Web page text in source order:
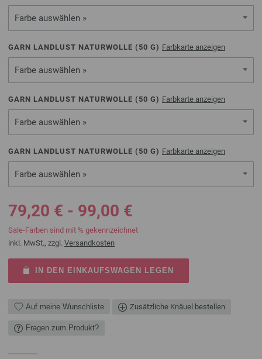
Farbe auswählen »
GARN LANDLUST NATURWOLLE ( 50 G) Farbkarte anzeigen
Farbe auswählen »
GARN LANDLUST NATURWOLLE ( 50 G) Farbkarte anzeigen
Farbe auswählen »
GARN LANDLUST NATURWOLLE ( 50 G) Farbkarte anzeigen
Farbe auswählen »
79,20 € - 99,00 €
Sale-Farben sind mit % gekennzeichnet
inkl. MwSt., zzgl. Versandkosten
IN DEN EINKAUFSWAGEN LEGEN
Auf meine Wunschliste Zusätzliche Knäuel bestellen
Fragen zum Produkt?